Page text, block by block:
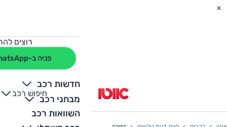
רוצים
פניה ב-WhatsApp
חדשות רכב
מבחני רכב
השוואות רכב
חיפוש רכב
+
-